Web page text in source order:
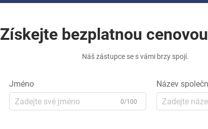
Získejte bezplatnou
Náš zástupce se s vámi brzy spojí.
Jméno
0/100
Název